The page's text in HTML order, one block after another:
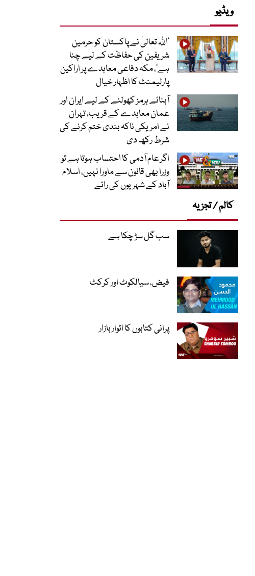
ویڈیو
’اللہ تعالیٰ نے پاکستان کو حرمین
شریفین کی حفاظت کے لیے چنا
ہے‘، مکہ دفاعی معاہدے پر اراکین
پارلیمنٹ کا اظہار خیال
آبنائے ہرمز کھولنے کے لیے ایران اور
عمان معاہدے کے قریب، تہران
نے امریکی ناکہ بندی ختم کرنے کی
شرط رکھ دی
اگر عام آدمی کا احتساب ہوتا ہے تو
وزرا بھی قانون سے ماورا نہیں، اسلام
آباد کے شہریوں کی رائے
کالم / تجزیہ
سب گل سڑ چکا ہے
فیض، سیالکوٹ اور کرکٹ
پرانی کتابوں کا اتوار بازار